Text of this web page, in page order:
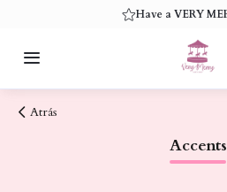
Have a VERY
Atrás
Accents